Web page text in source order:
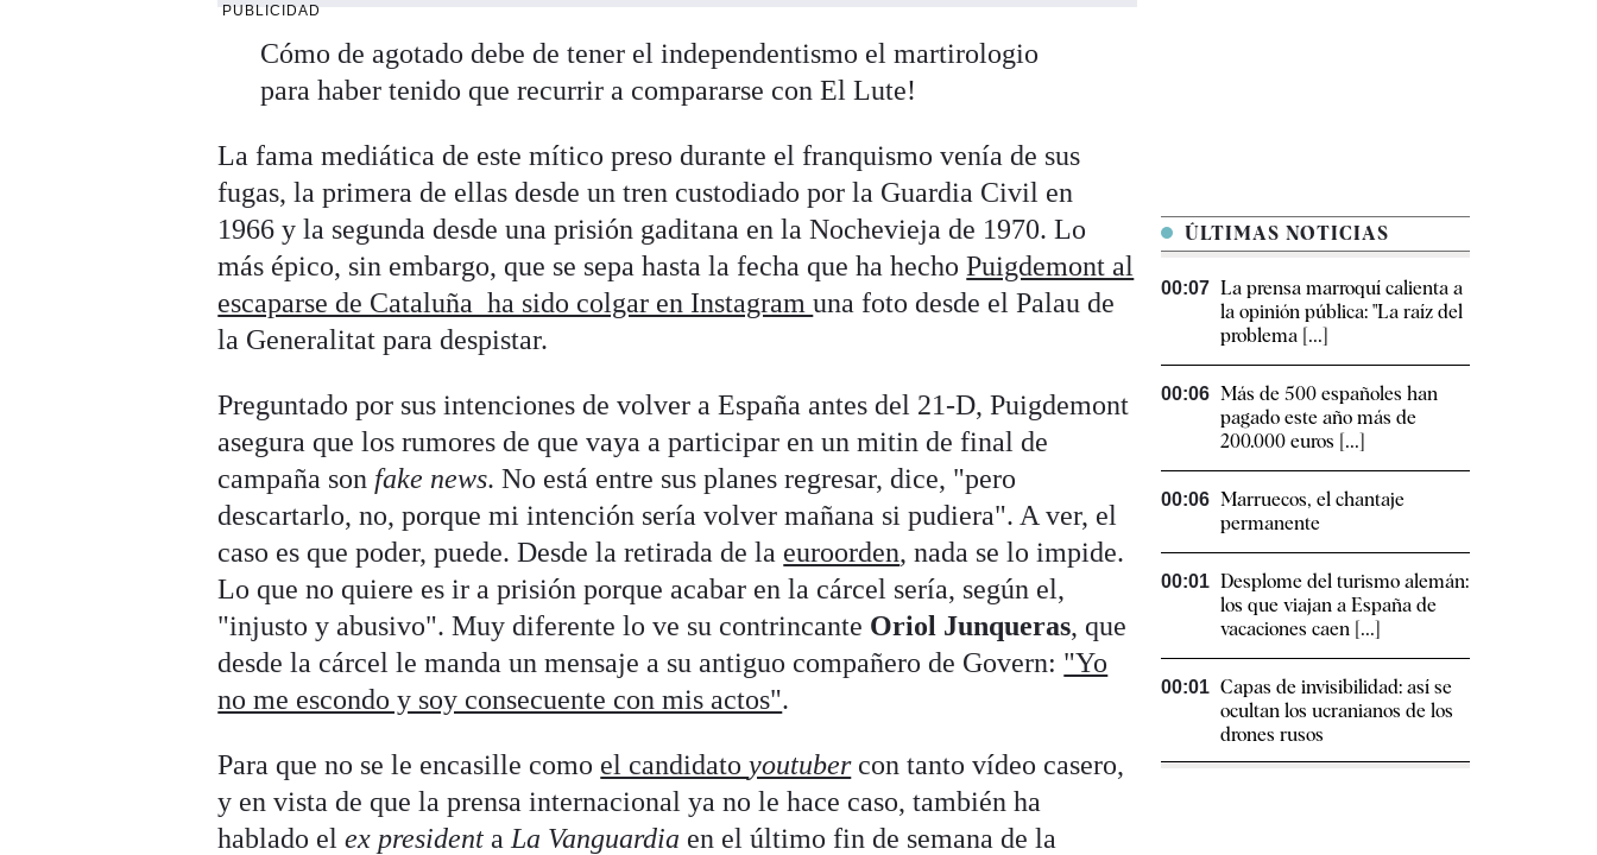
PUBLICIDAD
Cómo de agotado debe de tener el independentismo el martirologio
para haber tenido que recurrir a compararse con El Lute!
La fama mediática de este mítico preso durante el franquismo venía de sus
fugas, la primera de ellas desde un tren custodiado por la Guardia Civil en
1966 y la segunda desde una prisión gaditana en la Nochevieja de 1970. Lo
más épico, sin embargo, que se sepa hasta la fecha que ha hechoPuigdemont al
escaparse de Cataluña ha sido colgar en Instagramuna foto desde el Palau de
la Generalitat para despistar.
Preguntado por sus intenciones de volver a España antes del 21-D, Puigdemont
asegura que los rumores de que vaya a participar en un mitin de final de
campaña son fake news. No está entre sus planes regresar, dice, "pero
descartarlo, no, porque mi intención sería volver mañana si pudiera". A ver, el
caso es que poder, puede. Desde la retirada de la euroorden, nada se lo impide.
Lo que no quiere es ir a prisión porque acabar en la cárcel sería, según el,
"injusto y abusivo". Muy diferente lo ve su contrincante Oriol Junqueras, que
desde la cárcel le manda un mensaje a su antiguo compañero de Govern: "Yo
no me escondo y soy consecuente con mis actos".
Para que no se le encasille como el candidatoyoutubercon tanto vídeo casero,
y en vista de que la prensa internacional ya no le hace caso, también ha
hablado elex president a La Vanguardia en el último fin de semana de la
ÚLTIMAS NOTICIAS
00:07 La prensa marroquí calienta a
la opinión pública: "La raíz del
problema [...]
00:06 Más de 500 españoles han
pagado este año más de
200.000 euros [...]
00:06 Marruecos, el chantaje
permanente
00:01 Desplome del turismo alemán:
los que viajan a España de
vacaciones caen [...]
00:01 Capas de invisibilidad: así se
ocultan los ucranianos de los
drones rusos